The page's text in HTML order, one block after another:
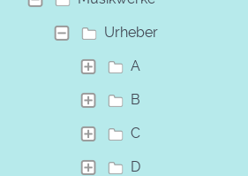
Urheber
A
B
C
D